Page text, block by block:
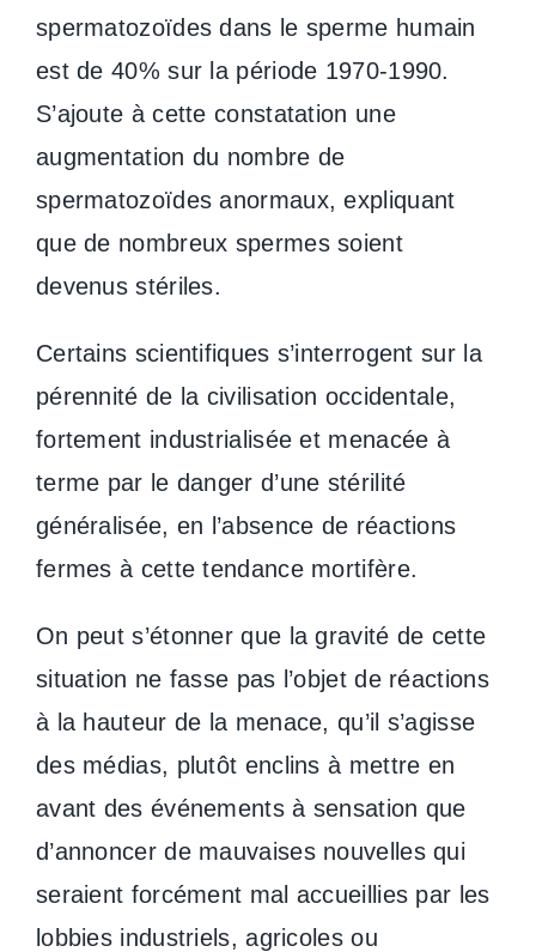
spermatozoïdes dans le sperme humain
est de 40% sur la période 1970-1990.
S’ajoute à cette constatation une
augmentation du nombre de
spermatozoïdes anormaux, expliquant
que de nombreux spermes soient
devenus stériles.
Certains scientifiques s’interrogent sur la
pérennité de la civilisation occidentale,
fortement industrialisée et menacée à
terme par le danger d’une stérilité
généralisée, en l’absence de réactions
fermes à cette tendance mortifère.
On peut s’étonner que la gravité de cette
situation ne fasse pas l’objet de réactions
à la hauteur de la menace, qu’il s’agisse
des médias, plutôt enclins à mettre en
avant des événements à sensation que
d’annoncer de mauvaises nouvelles qui
seraient forcément mal accueillies par les
lobbies industriels, agricoles ou